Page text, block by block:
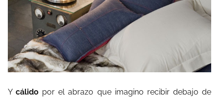
Ycálido por el abrazo que imagino recibir debajo de